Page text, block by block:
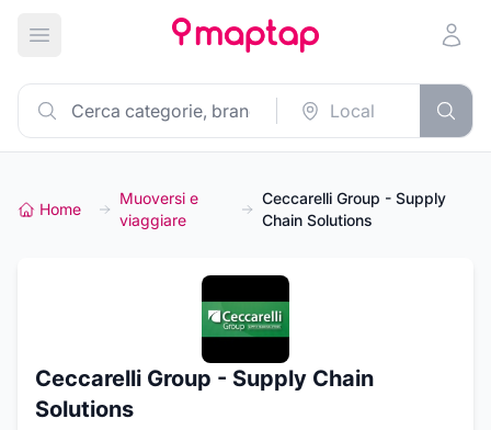
Apri menu principale
Home
Muoversi e
viaggiare
Ceccarelli Group - Supply
Chain Solutions
Ceccarelli Group - Supply Chain
Solutions